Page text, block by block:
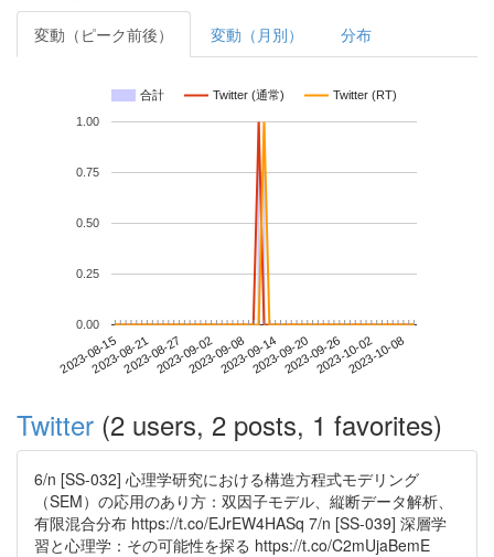
変動（ピーク前後） 変動（月別） 分布
合計 Twitter (通常) Twitter (RT)
2023-08-152023-08-212023-08-272023-09-022023-09-082023-09-142023-09-202023-09-262023-10-022023-10-08
0.00
0.25
0.50
0.75
1.00
Twitter (2 users, 2 posts, 1 favorites)
6/n [SS-032] 心理学研究における構造方程式モデリング
（SEM）の応用のあり方：双因子モデル、縦断データ解析、
有限混合分布 https://t.co/EJrEW4HASq 7/n [SS-039] 深層学
習と心理学：その可能性を探る https://t.co/C2mUjaBemE